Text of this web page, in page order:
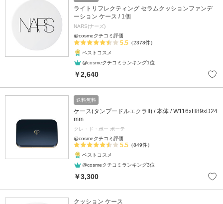
ライトリフレクティング セラムクッションファンデ
ーション ケース / 1個
NARS(ナーズ)
@cosmeクチコミ評価
5.5 （2378件）
ベストコスメ
@cosmeクチコミランキング1位
￥2,640
送料無料
ケース(タンプードルエクラII) / 本体 / W116xH89xD24
mm
クレ・ド・ポー ボーテ
@cosmeクチコミ評価
5.5 （849件）
ベストコスメ
@cosmeクチコミランキング3位
￥3,300
クッション ケース